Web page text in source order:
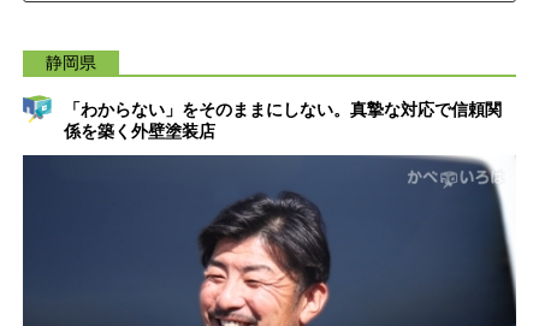
静岡県
「わからない」をそのままにしない。真摯な対応で信頼関
係を築く外壁塗装店